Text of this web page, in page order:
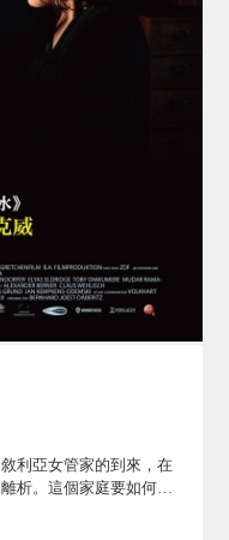
利亞女管家的到來，在
析。這個家庭要如何在